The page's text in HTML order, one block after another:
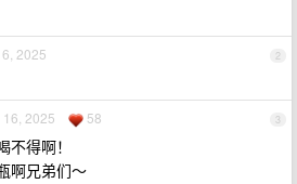
2
2025
3
2025 58
得啊！
啊兄弟们～